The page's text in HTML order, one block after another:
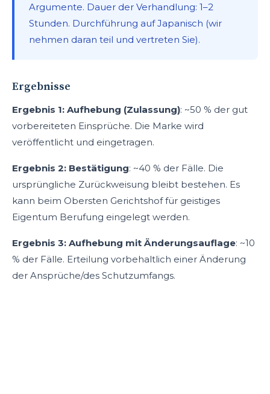
Argumente. Dauer der Verhandlung: 1–2
Stunden. Durchführung auf Japanisch (wir
nehmen daran teil und vertreten Sie).
Ergebnisse
Ergebnis 1: Aufhebung (Zulassung): ~50 % der gut
vorbereiteten Einsprüche. Die Marke wird
veröffentlicht und eingetragen.
Ergebnis 2: Bestätigung: ~40 % der Fälle. Die
ursprüngliche Zurückweisung bleibt bestehen. Es
kann beim Obersten Gerichtshof für geistiges
Eigentum Berufung eingelegt werden.
Ergebnis 3: Aufhebung mit Änderungsauflage: ~10
% der Fälle. Erteilung vorbehaltlich einer Änderung
der Ansprüche/des Schutzumfangs.